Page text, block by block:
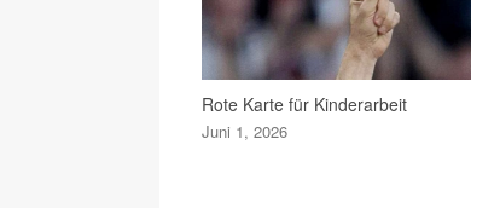
Rote Karte für Kinderarbeit
Juni 1, 2026